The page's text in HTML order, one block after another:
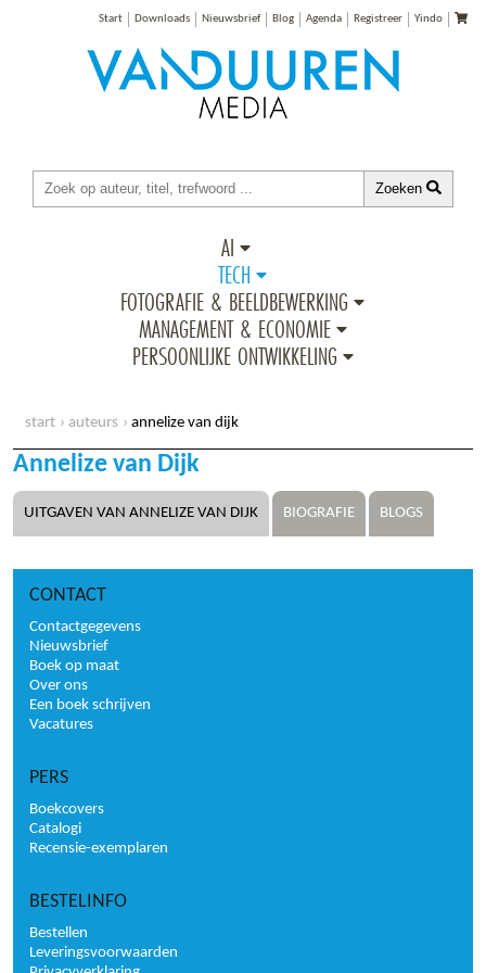
Start Downloads Nieuwsbrief Blog Agenda Registreer Yindo
Zoeken
AI
TECH
FOTOGRAFIE & BEELDBEWERKING
MANAGEMENT & ECONOMIE
PERSOONLIJKE ONTWIKKELING
start auteurs annelize van dijk
Annelize van Dijk
UITGAVEN VAN ANNELIZE VAN DIJK BIOGRAFIE BLOGS
CONTACT
Contactgegevens
Nieuwsbrief
Boek op maat
Over ons
Een boek schrijven
Vacatures
PERS
Boekcovers
Catalogi
Recensie-exemplaren
BESTELINFO
Bestellen
Leveringsvoorwaarden